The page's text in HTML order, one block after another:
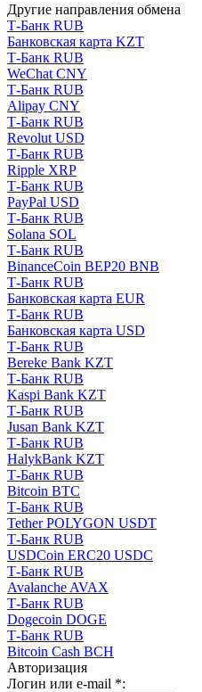
Другие направления обмена
Т-Банк RUB
Банковская карта KZT
Т-Банк RUB
WeChat CNY
Т-Банк RUB
Alipay CNY
Т-Банк RUB
Revolut USD
Т-Банк RUB
Ripple XRP
Т-Банк RUB
PayPal USD
Т-Банк RUB
Solana SOL
Т-Банк RUB
BinanceCoin BEP20 BNB
Т-Банк RUB
Банковская карта EUR
Т-Банк RUB
Банковская карта USD
Т-Банк RUB
Bereke Bank KZT
Т-Банк RUB
Kaspi Bank KZT
Т-Банк RUB
Jusan Bank KZT
Т-Банк RUB
HalykBank KZT
Т-Банк RUB
Bitcoin BTC
Т-Банк RUB
Tether POLYGON USDT
Т-Банк RUB
USDCoin ERC20 USDC
Т-Банк RUB
Avalanche AVAX
Т-Банк RUB
Dogecoin DOGE
Т-Банк RUB
Bitcoin Cash BCH
Авторизация
Логин или e-mail *: